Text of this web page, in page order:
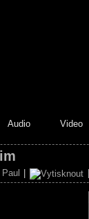
Audio Video
Paul